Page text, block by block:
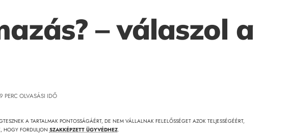
– válaszol a
PERC OLVASÁSI IDŐ
A TARTALMAK PONTOSSÁGÁÉRT, DE NEM VÁLLALNAK FELELŐSSÉGET AZOK TELJESSÉGÉÉRT,
HOGY FORDULJON SZAKKÉPZETT ÜGYVÉDHEZ.